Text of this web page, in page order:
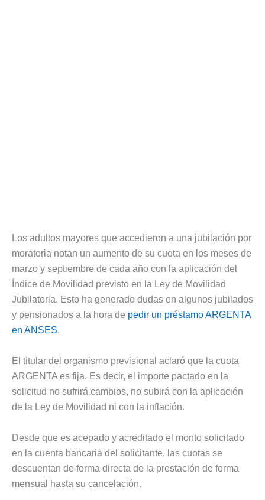
Los adultos mayores que accedieron a una jubilación por
moratoria notan un aumento de su cuota en los meses de
marzo y septiembre de cada año con la aplicación del
Índice de Movilidad previsto en la Ley de Movilidad
Jubilatoria. Esto ha generado dudas en algunos jubilados
y pensionados a la hora de pedir un préstamo ARGENTA
en ANSES.
El titular del organismo previsional aclaró que la cuota
ARGENTA es fija. Es decir, el importe pactado en la
solicitud no sufrirá cambios, no subirá con la aplicación
de la Ley de Movilidad ni con la inflación.
Desde que es acepado y acreditado el monto solicitado
en la cuenta bancaria del solicitante, las cuotas se
descuentan de forma directa de la prestación de forma
mensual hasta su cancelación.